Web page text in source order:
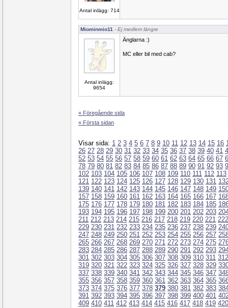
Antal inlägg: 714
Miominmio11 - Ej medlem längre
Antal inlägg:
9654
Änglarna :)
MC eller bil med cab?
« Föregående sida
« Första sidan
Visar sida: 1 2 3 4 5 6 7 8 9 10 11 12 13 14 15 16
26 27 28 29 30 31 32 33 34 35 36 37 38 39 40 41
52 53 54 55 56 57 58 59 60 61 62 63 64 65 66 67
78 79 80 81 82 83 84 85 86 87 88 89 90 91 92 93
102 103 104 105 106 107 108 109 110 111 112 113
121 122 123 124 125 126 127 128 129 130 131
139 140 141 142 143 144 145 146 147 148 149
157 158 159 160 161 162 163 164 165 166 167
175 176 177 178 179 180 181 182 183 184 185
193 194 195 196 197 198 199 200 201 202 203
211 212 213 214 215 216 217 218 219 220 221 222
229 230 231 232 233 234 235 236 237 238 239
247 248 249 250 251 252 253 254 255 256 257
265 266 267 268 269 270 271 272 273 274 275
283 284 285 286 287 288 289 290 291 292 293
301 302 303 304 305 306 307 308 309 310 311 312
319 320 321 322 323 324 325 326 327 328 329
337 338 339 340 341 342 343 344 345 346 347
355 356 357 358 359 360 361 362 363 364 365
373 374 375 376 377 378 379 380 381 382 383
391 392 393 394 395 396 397 398 399 400 401
409 410 411 412 413 414 415 416 417 418 419 420